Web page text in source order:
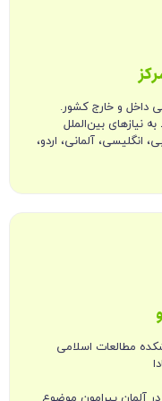
انگلیسی، آلمانی، اردو،
مطالعات اسلامی